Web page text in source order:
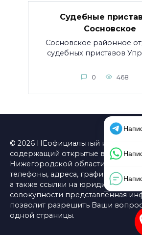
Судебные
Сосновское
Сосновское районное
судебных приставов
0 468
© 2026 НЕофициальный
содержащий открытые
Нижегородской области:
телефоны, адреса, графики
а также ссылки на юридические
совокупности представленная
позволит разрешить Ваши
одной страницы.